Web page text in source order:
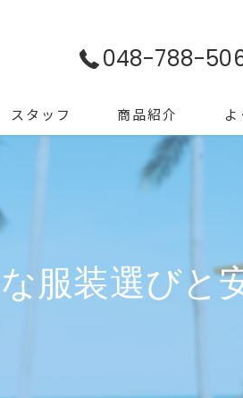
048-788-
スタッフ 商品紹介
服装選びと